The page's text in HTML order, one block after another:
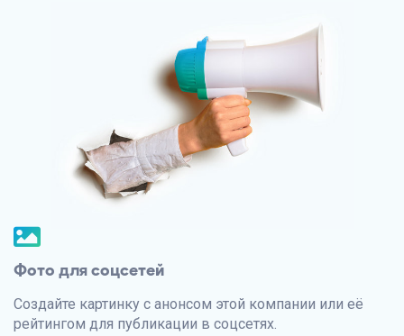
Фото для соцсетей
Создайте картинку с анонсом этой компании или её
рейтингом для публикации в соцсетях.